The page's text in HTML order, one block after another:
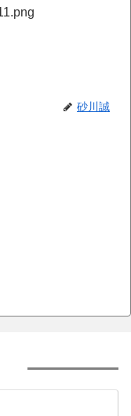
砂川誠